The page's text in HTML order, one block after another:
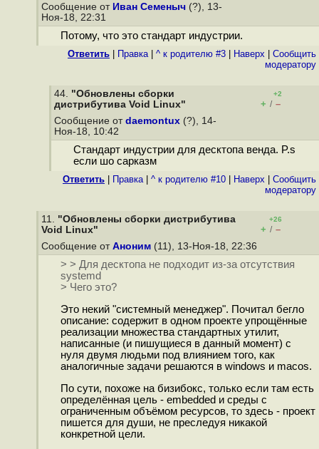
Сообщение от Иван Семеныч (?), 13-
Ноя-18, 22:31
Потому, что это стандарт индустрии.
Ответить Правка| ^ к родителю #3 Наверх
Cообщить
модератору
44. "Обновлены сборки
дистрибутива Void Linux"
+2
+ / –
Сообщение от daemontux (?), 14-
Ноя-18, 10:42
Стандарт индустрии для десктопа венда. P.s
если шо сарказм
Ответить Правка| ^ к родителю #10 Наверх
Cообщить
модератору
11. "Обновлены сборки дистрибутива
Void Linux"
+26
+ / –
Сообщение от Аноним (11), 13-Ноя-18, 22:36
> > Для десктопа не подходит из-за отсутствия
systemd
> Чего это?
Это некий "системный менеджер". Почитал бегло
описание: содержит в одном проекте упрощённые
реализации множества стандартных утилит,
написанные (и пишущиеся в данный момент) с
нуля двумя людьми под влиянием того, как
аналогичные задачи решаются в windows и macos.
По сути, похоже на бизибокс, только если там есть
определённая цель - embedded и среды с
ограниченным объёмом ресурсов, то здесь - проект
пишется для души, не преследуя никакой
конкретной цели.